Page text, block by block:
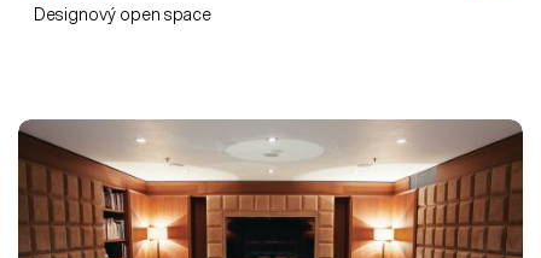
Designový open space